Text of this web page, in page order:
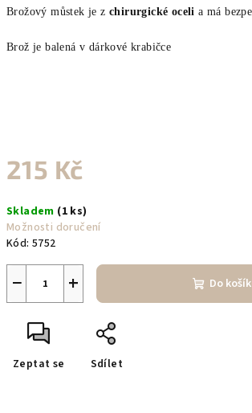
Brožový můstek je z chirurgické ocelia má
Brož je balená v dárkové krabičce
215 Kč
cena:
Skladem (1 ks)
Možnosti doručení
Kód: 5752
+
− Do
Zeptat se Sdílet